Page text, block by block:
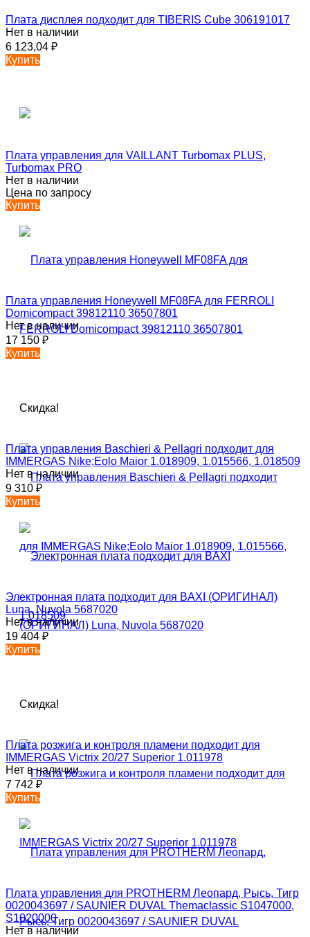
Плата дисплея подходит для TIBERIS Cube 306191017
Нет в наличии
6 123,04 ₽
Купить
Плата управления для VAILLANT Turbomax PLUS,
Turbomax PRO
Нет в наличии
Цена по запросу
Купить
Плата управления Honeywell MF08FA для FERROLI
Domicompact 39812110 36507801
Нет в наличии
17 150 ₽
Купить
Скидка!
Плата управления Baschieri & Pellagri подходит для
IMMERGAS Nike;Eolo Maior 1.018909, 1.015566, 1.018509
Нет в наличии
9 310 ₽
Купить
Электронная плата подходит для BAXI (ОРИГИНАЛ)
Luna, Nuvola 5687020
Нет в наличии
19 404 ₽
Купить
Скидка!
Плата розжига и контроля пламени подходит для
IMMERGAS Victrix 20/27 Superior 1.011978
Нет в наличии
7 742 ₽
Купить
Плата управления для PROTHERM Леопард, Рысь, Тигр
0020043697 / SAUNIER DUVAL Themaclassic S1047000,
S1020000
Нет в наличии